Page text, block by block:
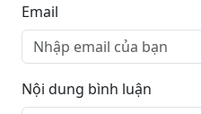
Email
Nội dung bình luận